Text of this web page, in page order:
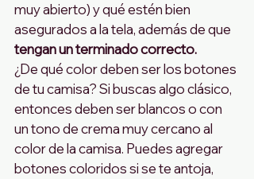
muy abierto) y qué estén bien
asegurados a la tela, además de que
tengan un terminado correcto.
¿De qué color deben ser los botones
de tu camisa? Si buscas algo clásico,
entonces deben ser blancos o con
un tono de crema muy cercano al
color de la camisa. Puedes agregar
botones coloridos si se te antoja,